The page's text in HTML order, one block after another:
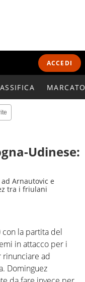
ACCEDI
Udinese:
Arnautovic e
tra i friulani
con la partita del
in attacco per i
rinunciare ad
Dominguez